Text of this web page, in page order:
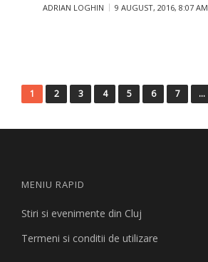
ADRIAN LOGHIN 9 AUGUST, 2016, 8:07 AM
Paginație
1 2 3 4 5 6 7 …
MENIU RAPID
Stiri si evenimente din Cluj
Termeni si conditii de utilizare